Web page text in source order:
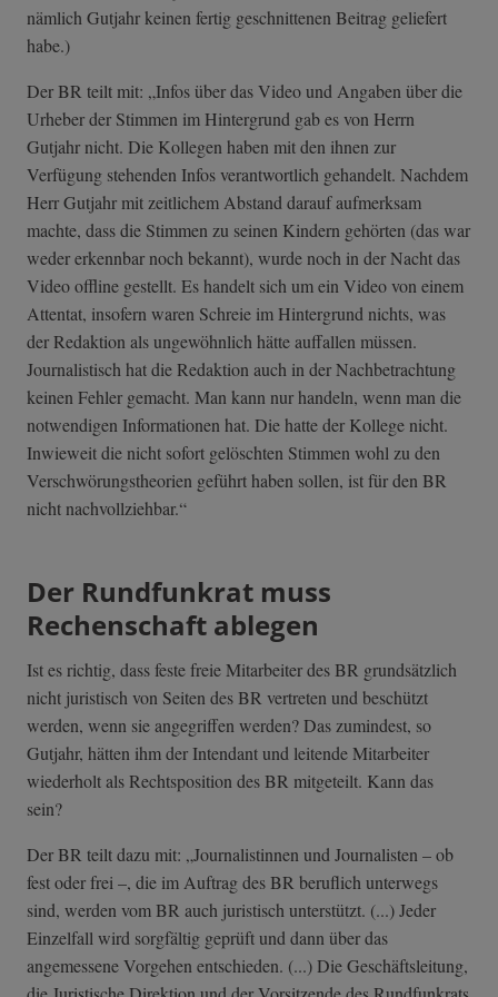
nämlich Gutjahr keinen fertig geschnittenen Beitrag geliefert
habe.)
Der BR teilt mit: „Infos über das Video und Angaben über die
Urheber der Stimmen im Hintergrund gab es von Herrn
Gutjahr nicht. Die Kollegen haben mit den ihnen zur
Verfügung stehenden Infos verantwortlich gehandelt. Nachdem
Herr Gutjahr mit zeitlichem Abstand darauf aufmerksam
machte, dass die Stimmen zu seinen Kindern gehörten (das war
weder erkennbar noch bekannt), wurde noch in der Nacht das
Video offline gestellt. Es handelt sich um ein Video von einem
Attentat, insofern waren Schreie im Hintergrund nichts, was
der Redaktion als ungewöhnlich hätte auffallen müssen.
Journalistisch hat die Redaktion auch in der Nachbetrachtung
keinen Fehler gemacht. Man kann nur handeln, wenn man die
notwendigen Informationen hat. Die hatte der Kollege nicht.
Inwieweit die nicht sofort gelöschten Stimmen wohl zu den
Verschwörungstheorien geführt haben sollen, ist für den BR
nicht nachvollziehbar.“
Der Rundfunkrat muss
Rechenschaft ablegen
Ist es richtig, dass feste freie Mitarbeiter des BR grundsätzlich
nicht juristisch von Seiten des BR vertreten und beschützt
werden, wenn sie angegriffen werden? Das zumindest, so
Gutjahr, hätten ihm der Intendant und leitende Mitarbeiter
wiederholt als Rechtsposition des BR mitgeteilt. Kann das
sein?
Der BR teilt dazu mit: „Journalistinnen und Journalisten – ob
fest oder frei –, die im Auftrag des BR beruflich unterwegs
sind, werden vom BR auch juristisch unterstützt. (...) Jeder
Einzelfall wird sorgfältig geprüft und dann über das
angemessene Vorgehen entschieden. (...) Die Geschäftsleitung,